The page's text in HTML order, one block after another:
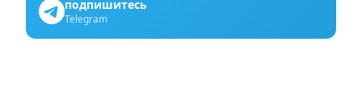
подпишитесь
Telegram